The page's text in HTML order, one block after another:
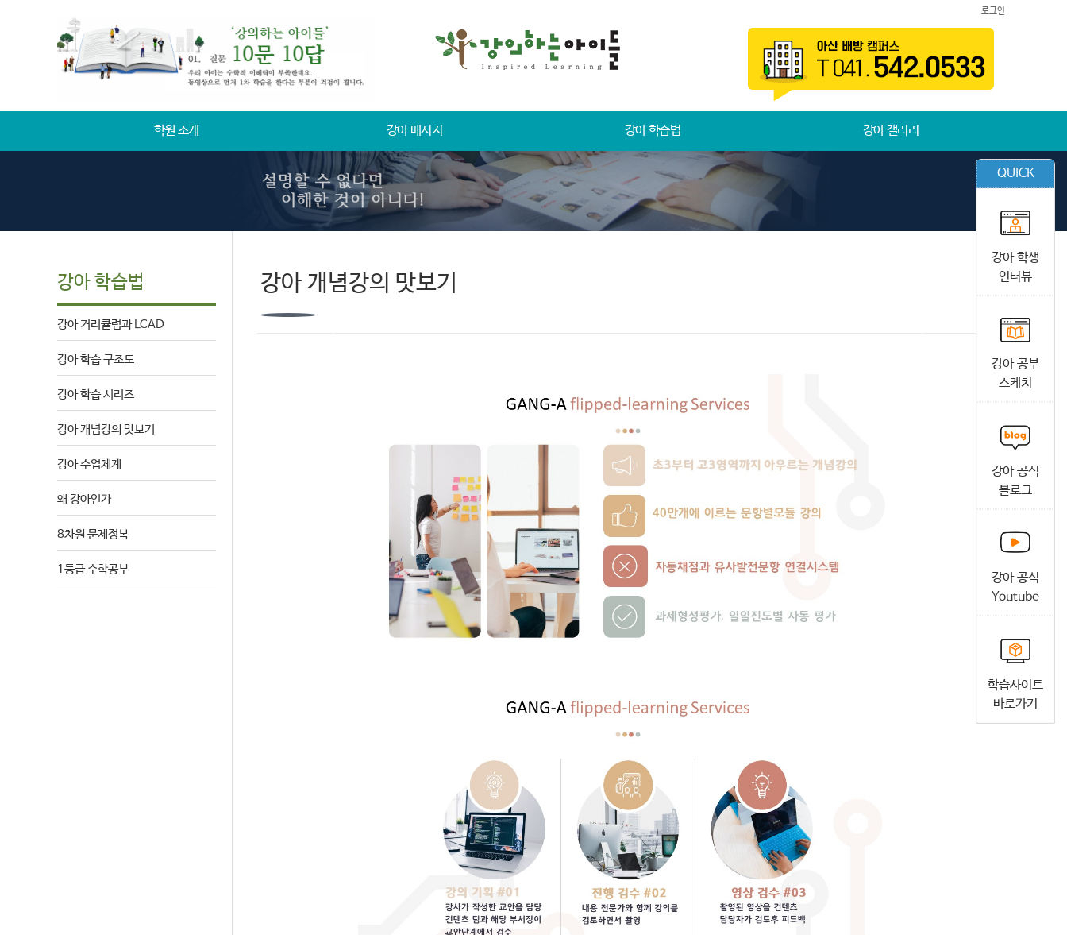
로그인
학원 소개 강아 메시지 강아 학습법 강아 갤러리
QUICK
강아 학생
인터뷰
강아 공부
스케치
강아 공식
블로그
강아 공식
Youtube
학습사이트
바로가기
강아 학습법
강아 커리큘럼과 LCAD
강아 학습 구조도
강아 학습 시리즈
강아 개념강의 맛보기
강아 수업체계
왜 강아인가
8차원 문제정복
1등급 수학공부
강아 개념강의 맛보기